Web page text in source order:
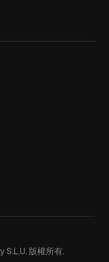
S.L.U. 版權所有.